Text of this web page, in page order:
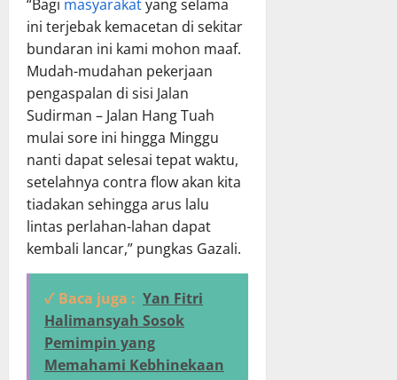
“Bagi masyarakatyang selama
ini terjebak kemacetan di sekitar
bundaran ini kami mohon maaf.
Mudah-mudahan pekerjaan
pengaspalan di sisi Jalan
Sudirman – Jalan Hang Tuah
mulai sore ini hingga Minggu
nanti dapat selesai tepat waktu,
setelahnya contra flow akan kita
tiadakan sehingga arus lalu
lintas perlahan-lahan dapat
kembali lancar,” pungkas Gazali.
✓ Baca juga : Yan Fitri
Halimansyah Sosok
Pemimpin yang
Memahami Kebhinekaan